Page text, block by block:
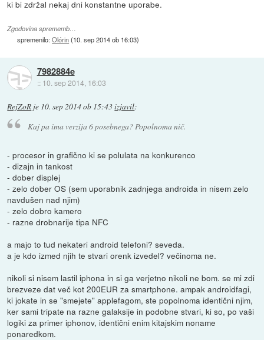
ki bi zdržal nekaj dni konstantne uporabe.
Zgodovina sprememb…
spremenilo:Olórin(10. sep 2014 ob 16:03)
7982884e
:: 10. sep 2014, 16:03
RejZoR je 10. sep 2014 ob 15:43izjavil:
Kaj pa ima verzija 6 posebnega? Popolnoma nič.
- procesor in grafično ki se polulata na konkurenco
- dizajn in tankost
- dober displej
- zelo dober OS (sem uporabnik zadnjega androida in nisem zelo
navdušen nad njim)
- zelo dobro kamero
- razne drobnarije tipa NFC
a majo to tud nekateri android telefoni? seveda.
a je kdo izmed njih te stvari orenk izvedel? večinoma ne.
nikoli si nisem lastil iphona in si ga verjetno nikoli ne bom. se mi zdi
brezveze dat več kot 200EUR za smartphone. ampak androidfagi,
ki jokate in se "smejete" applefagom, ste popolnoma identični njim,
ker sami tripate na razne galaksije in podobne stvari, ki so, po vaši
logiki za primer iphonov, identični enim kitajskim noname
ponaredkom.